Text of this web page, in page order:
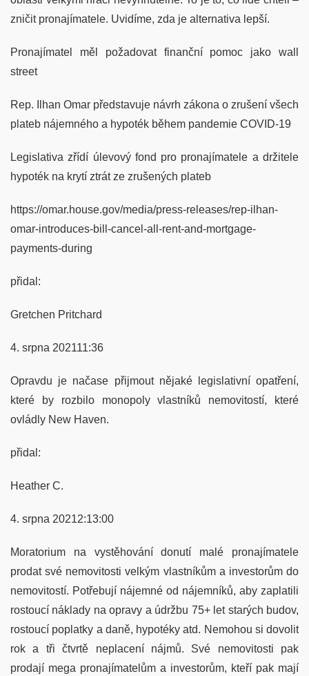
zničit pronajímatele. Uvidíme, zda je alternativa lepší.
Pronajímatel měl požadovat finanční pomoc jako wall
street
Rep. Ilhan Omar představuje návrh zákona o zrušení všech
plateb nájemného a hypoték během pandemie COVID-19
Legislativa zřídí úlevový fond pro pronajímatele a držitele
hypoték na krytí ztrát ze zrušených plateb
https://omar.house.gov/media/press-releases/rep-ilhan-
omar-introduces-bill-cancel-all-rent-and-mortgage-
payments-during
přidal:
Gretchen Pritchard
4. srpna 202111:36
Opravdu je načase přijmout nějaké legislativní opatření,
které by rozbilo monopoly vlastníků nemovitostí, které
ovládly New Haven.
přidal:
Heather C.
4. srpna 20212:13:00
Moratorium na vystěhování donutí malé pronajímatele
prodat své nemovitosti velkým vlastníkům a investorům do
nemovitostí. Potřebují nájemné od nájemníků, aby zaplatili
rostoucí náklady na opravy a údržbu 75+ let starých budov,
rostoucí poplatky a daně, hypotéky atd. Nemohou si dovolit
rok a tři čtvrtě neplacení nájmů. Své nemovitosti pak
prodají mega pronajímatelům a investorům, kteří pak mají